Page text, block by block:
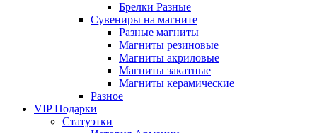
Брелки Разные
Сувениры на магните
Разные магниты
Магниты резиновые
Магниты акриловые
Магниты закатные
Магниты керамические
Разное
VIP Подарки
Статуэтки